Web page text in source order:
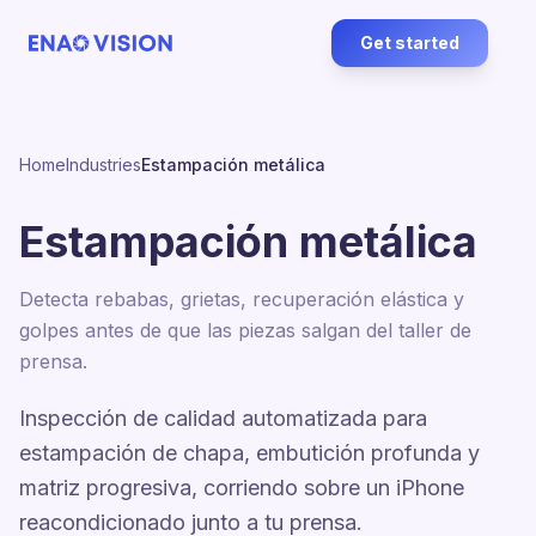
Get started
HomeIndustriesEstampación metálica
Estampación metálica
Detecta rebabas, grietas, recuperación elástica y
golpes antes de que las piezas salgan del taller de
prensa.
Inspección de calidad automatizada para
estampación de chapa, embutición profunda y
matriz progresiva, corriendo sobre un iPhone
reacondicionado junto a tu prensa.